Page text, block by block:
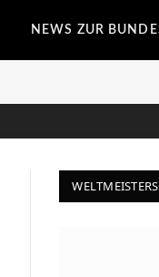
NEWS ZUR